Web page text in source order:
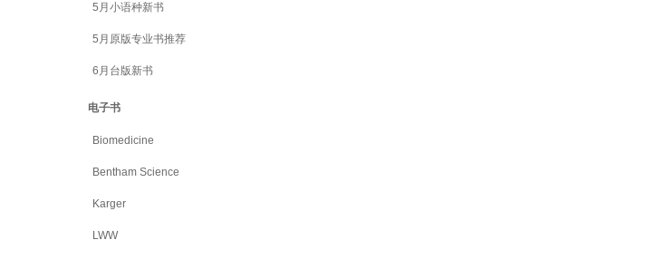
5月小语种新书
5月原版专业书推荐
6月台版新书
电子书
Biomedicine
Bentham Science
Karger
LWW